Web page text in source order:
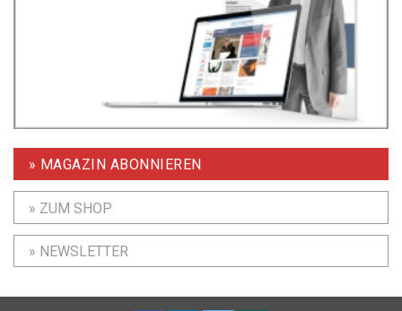
» MAGAZIN ABONNIEREN
» ZUM SHOP
» NEWSLETTER